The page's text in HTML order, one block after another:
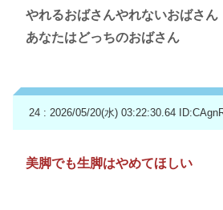
やれるおばさんやれないおばさん
あなたはどっちのおばさん
24 : 2026/05/20(水) 03:22:30.64
美脚でも生脚はやめてほしい